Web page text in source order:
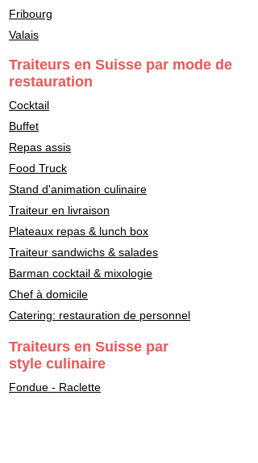
Fribourg
Valais
Traiteurs en Suisse par mode de
restauration
Cocktail
Buffet
Repas assis
Food Truck
Stand d'animation culinaire
Traiteur en livraison
Plateaux repas & lunch box
Traiteur sandwichs & salades
Barman cocktail & mixologie
Chef à domicile
Catering: restauration de personnel
Traiteurs en Suisse par
style culinaire
Fondue - Raclette